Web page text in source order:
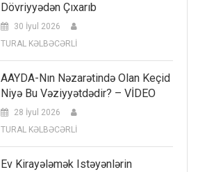
Dövriyyədən Çıxarıb
30 İyul 2026
TURAL KƏLBƏCƏRLİ
AAYDA-Nın Nəzarətində Olan Keçid
Niyə Bu Vəziyyətdədir? – VİDEO
28 İyul 2026
TURAL KƏLBƏCƏRLİ
Ev Kirayələmək Istəyənlərin